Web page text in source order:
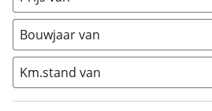
Minibike (0)
Motorscooter
Naked
Overig (0)
Bouwjaar van
Km.stand van